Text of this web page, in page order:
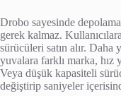
Drobo sayesinde
gerek kalmaz.
sürücüleri satın alır.
yuvalara farklı marka, hız
Veya düşük kapasiteli
değiştirip saniyeler